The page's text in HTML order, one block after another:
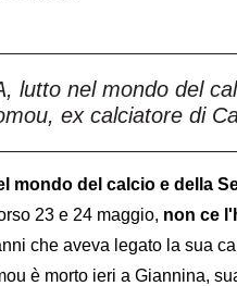
lutto nel mondo del
ex calciatore di
mondo del calcio e della
23 e 24 maggio, non ce
che aveva legato la sua
è morto ieri a Giannina,